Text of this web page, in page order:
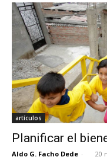
artículos
Planificar el
Aldo G. Facho Dede - 20